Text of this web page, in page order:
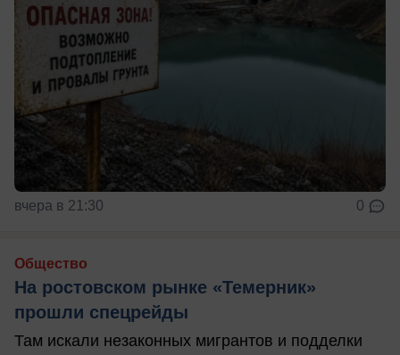
вчера в 21:30 0
Общество
На ростовском рынке «Темерник»
прошли спецрейды
Там искали незаконных мигрантов и подделки